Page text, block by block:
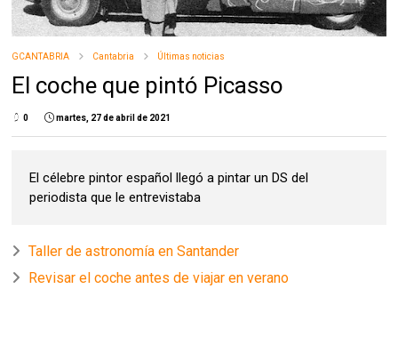
GCANTABRIA Cantabria Últimas noticias
El coche que pintó Picasso
0 martes, 27 de abril de 2021
El célebre pintor español llegó a pintar un DS del
periodista que le entrevistaba
Taller de astronomía en Santander
Revisar el coche antes de viajar en verano